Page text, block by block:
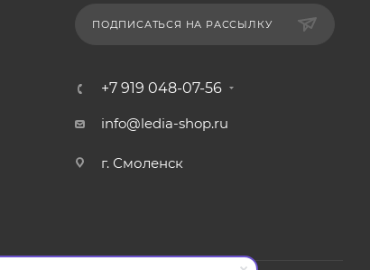
ПОДПИСАТЬСЯ НА РАССЫЛКУ
+7 919 048-07-56
info@ledia-shop.ru
г. Смоленск